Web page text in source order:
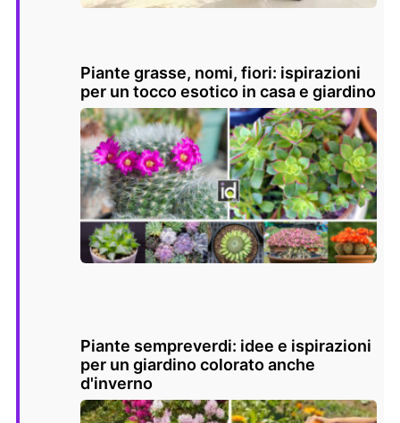
Piante grasse, nomi, fiori: ispirazioni
per un tocco esotico in casa e giardino
Piante sempreverdi: idee e ispirazioni
per un giardino colorato anche
d'inverno